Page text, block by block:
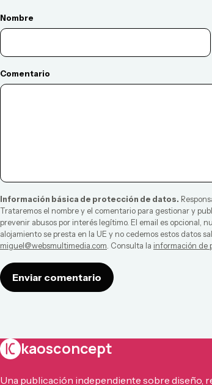
Nombre
Comentario
Información básica de protección de datos.
Trataremos el nombre y el comentario para gestionar y
prevenir abusos por interés legítimo. El email es opcional,
alojamiento se presta en la UE y no cedemos estos datos
miguel@websmultimedia.com . Consulta la información de
Enviar comentario
kaosconcept
Una publicación independiente sobre diseño,